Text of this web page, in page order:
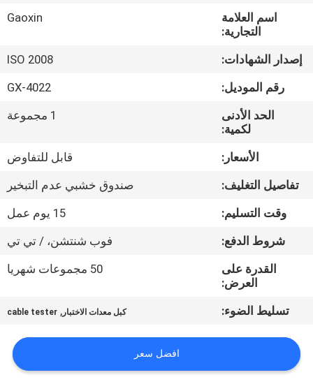
معلومات
جولة
مراقبة
الجودة
اتصل
أخبار
اطلب
اقتباس
اسم العلامة
التجارية:
Gaoxin
إصدار الشهادات:
ISO 2008
رقم الموديل:
GX-4022
الحد الأدنى
لكمية:
1 مجموعة
الأسعار:
قابل للتفاوض
تفاصيل التغليف:
صندوق خشبي عدم التبخير
وقت التسليم:
15 يوم عمل
شروط الدفع:
فوب شنتشن، / تي تي
القدرة على
العرض:
50 مجموعات شهريا
تسليط الضوء: كبل معدات الاختبار ,
cable tester
افضل سعر